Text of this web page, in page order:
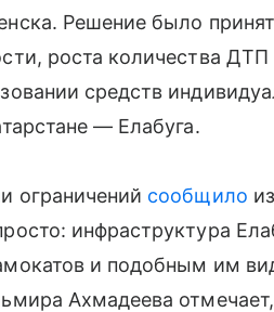
Решение было
роста количества
средств
— Елабуга.
ограничений сообщило
инфраструктура
и подобным им
Ахмадеева